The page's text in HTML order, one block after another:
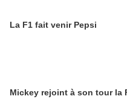
La F1 fait venir Pepsi
Mickey rejoint à son tour la